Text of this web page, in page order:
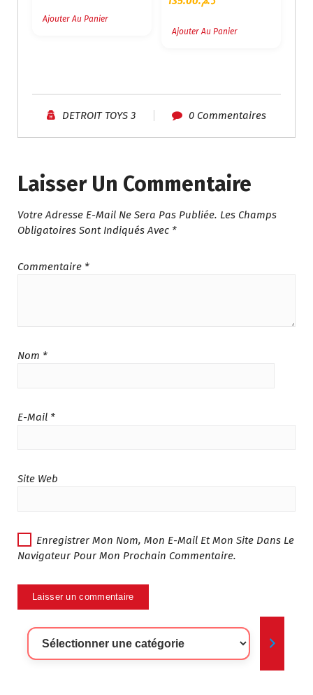
Ajouter Au Panier
Ajouter Au Panier
DETROIT TOYS 3 0 Commentaires
Laisser Un Commentaire
Votre Adresse E-Mail Ne Sera Pas Publiée. Les Champs
Obligatoires Sont Indiqués Avec *
Commentaire *
Nom *
E-Mail *
Site Web
Enregistrer Mon Nom, Mon E-Mail Et Mon Site Dans Le
Navigateur Pour Mon Prochain Commentaire.
Sélectionner